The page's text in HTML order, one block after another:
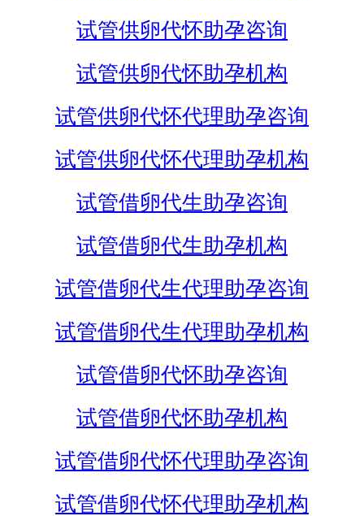
试管供卵代怀助孕咨询
试管供卵代怀助孕机构
试管供卵代怀代理助孕咨询
试管供卵代怀代理助孕机构
试管借卵代生助孕咨询
试管借卵代生助孕机构
试管借卵代生代理助孕咨询
试管借卵代生代理助孕机构
试管借卵代怀助孕咨询
试管借卵代怀助孕机构
试管借卵代怀代理助孕咨询
试管借卵代怀代理助孕机构